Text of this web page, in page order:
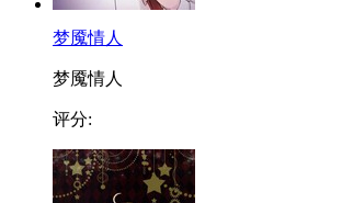
梦魇情人
梦魇情人
评分: